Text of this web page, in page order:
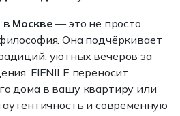
в Москве — это не просто
Она подчёркивает
уютных вечеров за
FIENILE переносит
дома в вашу квартиру или
и современную